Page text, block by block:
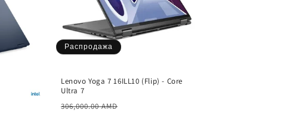
Распродажа
Lenovo Yoga 7 16ILL10 (Flip) - Core
Ultra 7
Обычная
306,000.00 AMD